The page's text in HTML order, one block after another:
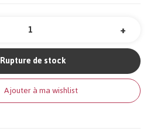
+
Rupture de stock
Ajouter à ma wishlist